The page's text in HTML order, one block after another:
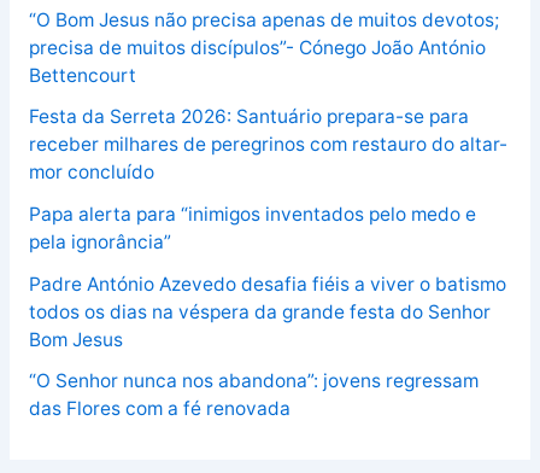
“O Bom Jesus não precisa apenas de muitos devotos;
precisa de muitos discípulos”- Cónego João António
Bettencourt
Festa da Serreta 2026: Santuário prepara-se para
receber milhares de peregrinos com restauro do altar-
mor concluído
Papa alerta para “inimigos inventados pelo medo e
pela ignorância”
Padre António Azevedo desafia fiéis a viver o batismo
todos os dias na véspera da grande festa do Senhor
Bom Jesus
“O Senhor nunca nos abandona”: jovens regressam
das Flores com a fé renovada